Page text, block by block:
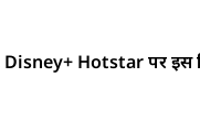
Hotstar पर इस